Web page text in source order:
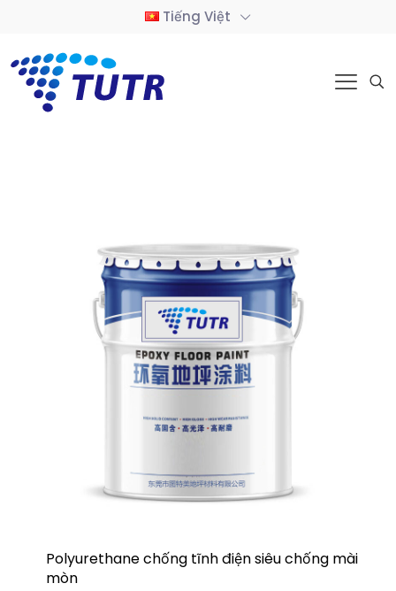
Tiếng Việt
Polyurethane chống tĩnh điện siêu chống mài
mòn